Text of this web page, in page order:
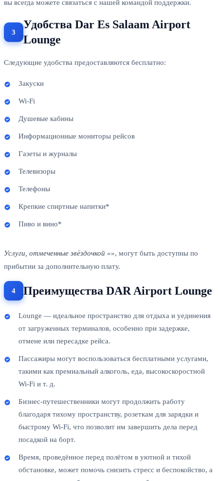
вы всегда можете связаться с нашей командой поддержки.
Удобства Dar Es Salaam Airport
Lounge
Следующие удобства предоставляются бесплатно:
Закуски
Wi-Fi
Душевые кабины
Информационные мониторы рейсов
Газеты и журналы
Телевизоры
Телефоны
Крепкие спиртные напитки*
Пиво и вино*
Услуги, отмеченные звёздочкой «», могут быть доступны по
прибытии за дополнительную плату.
Преимущества DAR Airport Lounge
Lounge — идеальное пространство для отдыха и уединения
от загруженных терминалов, особенно при задержке,
отмене или пересадке рейса.
Пассажиры могут воспользоваться бесплатными услугами,
такими как премиальный алкоголь, еда, высокоскоростной
Wi-Fi и т. д.
Бизнес-путешественники могут продолжить работу
благодаря тихому пространству, розеткам для зарядки и
быстрому Wi-Fi, что позволит им завершить дела перед
посадкой на борт.
Время, проведённое перед полётом в уютной и тихой
обстановке, может помочь снизить стресс и беспокойство, а